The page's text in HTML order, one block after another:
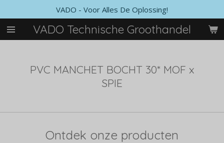
direct
naar
de
VADO Technische Groothandel
VADO - Voor Alles De Oplossing!
PVC MANCHET BOCHT 30* MOF x
SPIE
Ontdek onze producten